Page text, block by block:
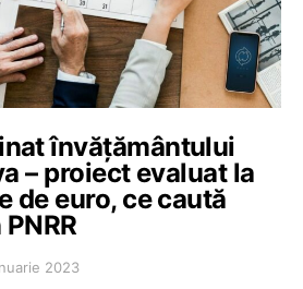
învățământului
– proiect evaluat la
de euro, ce caută
2023